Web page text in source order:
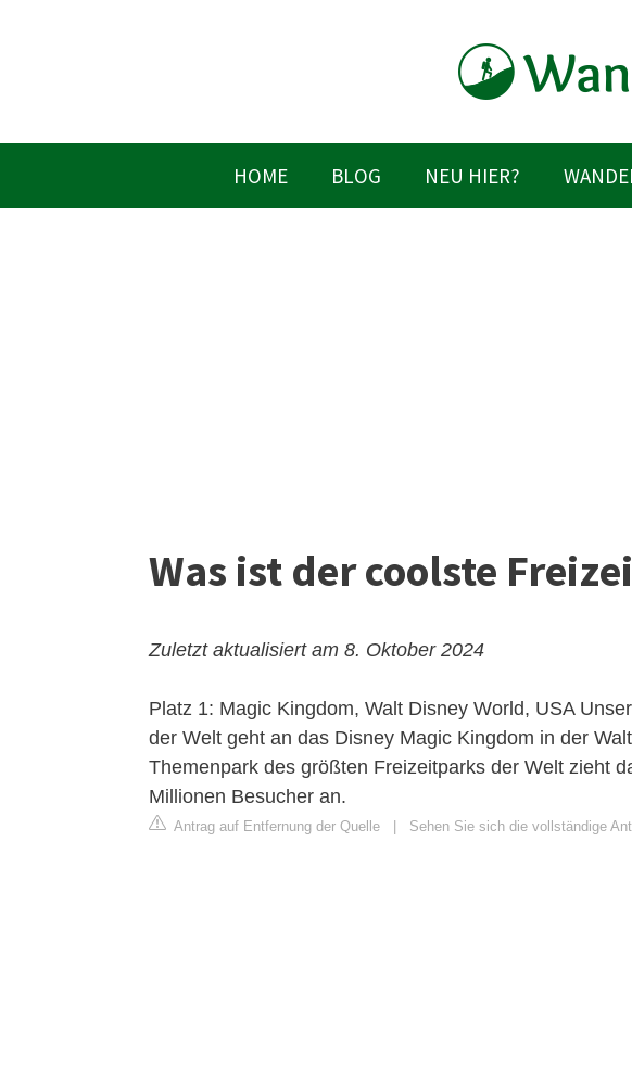
HOME BLOG NEU HIER?
Was ist der coolste
Zuletzt aktualisiert am 8. Oktober 2024
Platz 1: Magic Kingdom, Walt Disney World, USAUnser
der Welt geht an das Disney Magic Kingdom in der
Themenpark des größten Freizeitparks der Welt zieht
Millionen Besucher an.
Antrag auf Entfernung der Quelle Sehen Sie sich die vollständige